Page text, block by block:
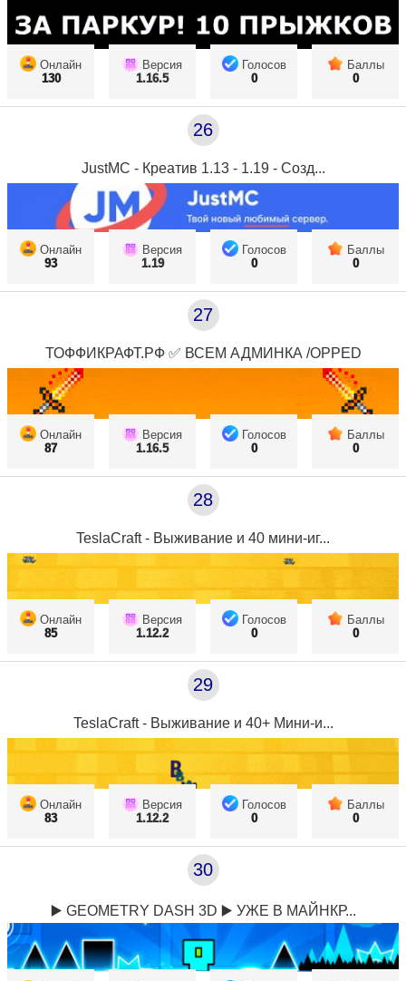
Онлайн
130
Версия
1.16.5
Голосов
0
Баллы
0
26
JustMC - Креатив 1.13 - 1.19 - Созд...
Онлайн
93
Версия
1.19
Голосов
0
Баллы
0
27
ТОФФИКРАФТ.РФ ✅ ВСЕМ АДМИНКА /OPPED
Онлайн
87
Версия
1.16.5
Голосов
0
Баллы
0
28
TeslaCraft - Выживание и 40 мини-иг...
Онлайн
85
Версия
1.12.2
Голосов
0
Баллы
0
29
TeslaCraft - Выживание и 40+ Мини-и...
Онлайн
83
Версия
1.12.2
Голосов
0
Баллы
0
30
▶️ GEOMETRY DASH 3D ▶️ УЖЕ В МАЙНКР...